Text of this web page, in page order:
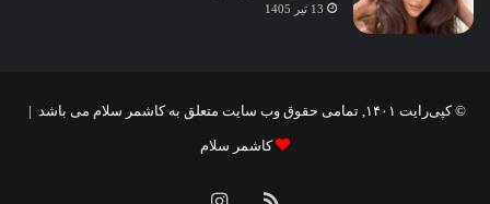
13 تیر 1405
© کپی‌رایت ۱۴۰۱, تمامی حقوق وب سایت متعلق به کاشمر سلام می باشد |
کاشمر سلام
خوراکاینستاگرام